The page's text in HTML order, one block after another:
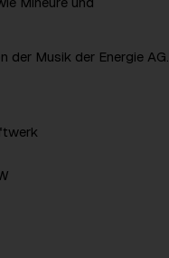
der Musik der Energie AG.